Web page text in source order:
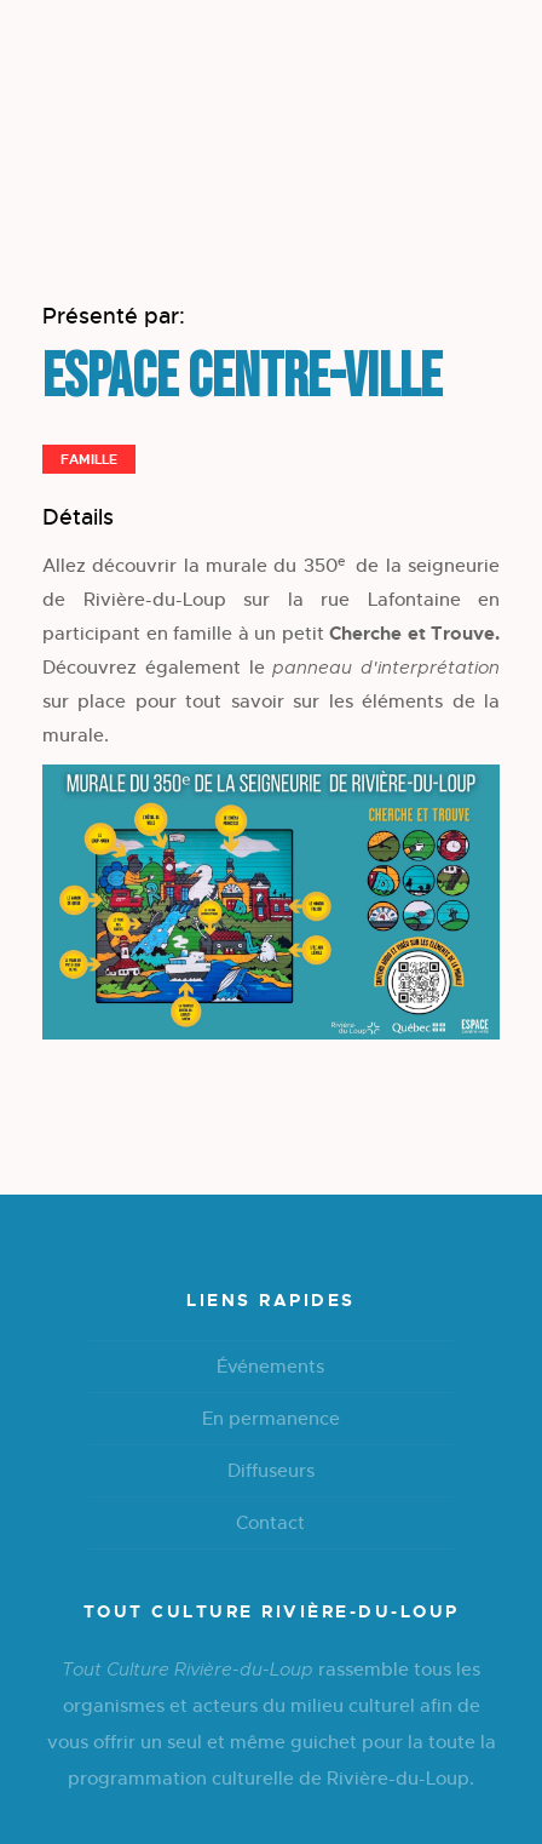
Présenté par:
Espace Centre-ville
FAMILLE
Détails
Allez découvrir la murale du 350e de la seigneurie
de Rivière-du-Loup sur la rue Lafontaine en
participant en famille à un petit Cherche et Trouve.
Découvrez également lepanneau d'interprétation
sur place pour tout savoir sur les éléments de la
murale.
LIENS RAPIDES
Événements
En permanence
Diffuseurs
Contact
TOUT CULTURE RIVIÈRE-DU-LOUP
Tout Culture Rivière-du-Loup rassemble tous les
organismes et acteurs du milieu culturel afin de
vous offrir un seul et même guichet pour la toute la
programmation culturelle de Rivière-du-Loup.